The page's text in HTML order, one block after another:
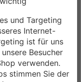
und Targeting
Internet-
ist für uns
Besucher
verwenden.
stimmen Sie der